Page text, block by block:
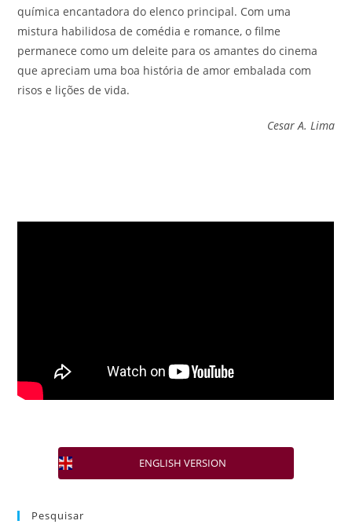
química encantadora do elenco principal. Com uma
mistura habilidosa de comédia e romance, o filme
permanece como um deleite para os amantes do cinema
que apreciam uma boa história de amor embalada com
risos e lições de vida.
Cesar A. Lima
ENGLISH VERSION
Pesquisar